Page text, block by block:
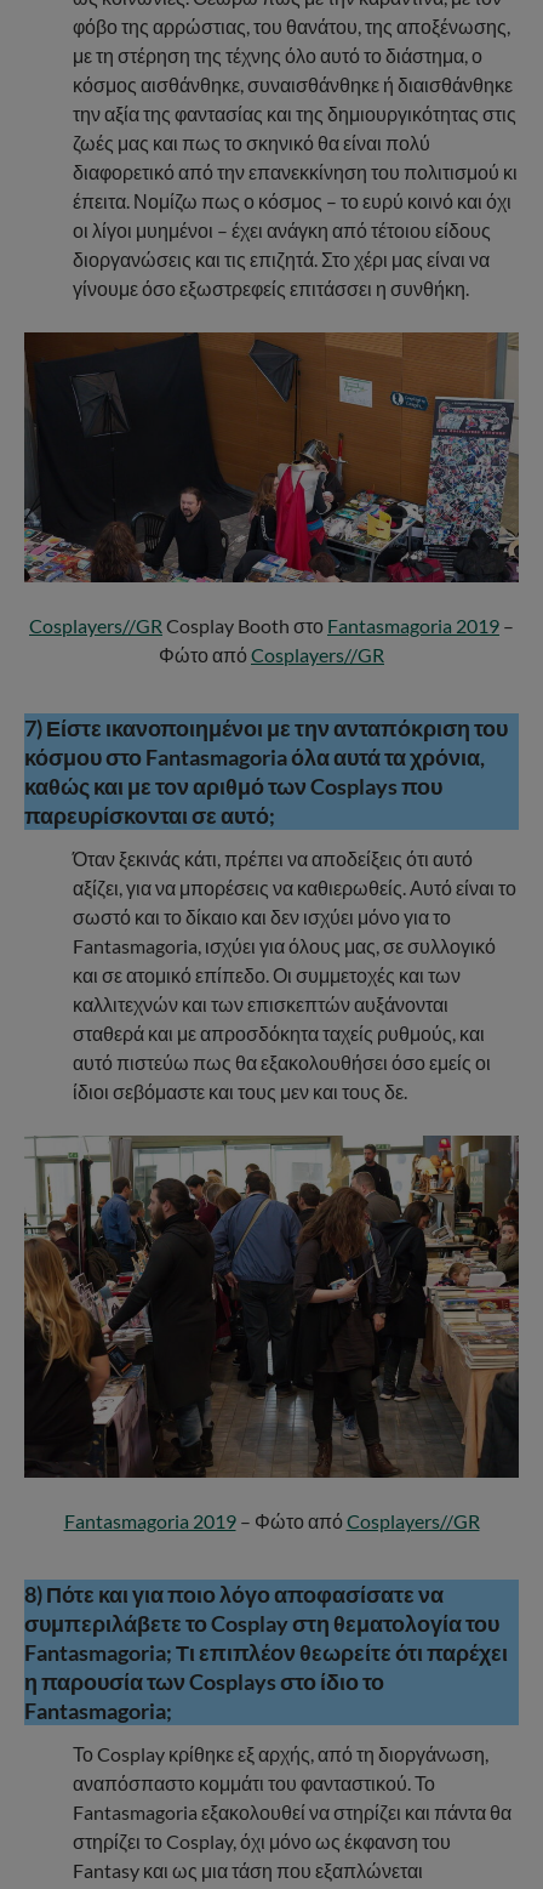
φόβο της αρρώστιας, του θανάτου, της αποξένωσης,
με τη στέρηση της τέχνης όλο αυτό το διάστημα, ο
κόσμος αισθάνθηκε, συναισθάνθηκε ή διαισθάνθηκε
την αξία της φαντασίας και της δημιουργικότητας στις
ζωές μας και πως το σκηνικό θα είναι πολύ
διαφορετικό από την επανεκκίνηση του πολιτισμού κι
έπειτα. Νομίζω πως ο κόσμος – το ευρύ κοινό και όχι
οι λίγοι μυημένοι – έχει ανάγκη από τέτοιου είδους
διοργανώσεις και τις επιζητά. Στο χέρι μας είναι να
γίνουμε όσο εξωστρεφείς επιτάσσει η συνθήκη.
Cosplayers//GR Cosplay Booth στο Fantasmagoria 2019 –
Φώτο από Cosplayers//GR
7) Είστε ικανοποιημένοι με την ανταπόκριση του
κόσμου στο Fantasmagoria όλα αυτά τα χρόνια,
καθώς και με τον αριθμό των Cosplays που
παρευρίσκονται σε αυτό;
Όταν ξεκινάς κάτι, πρέπει να αποδείξεις ότι αυτό
αξίζει, για να μπορέσεις να καθιερωθείς. Αυτό είναι το
σωστό και το δίκαιο και δεν ισχύει μόνο για το
Fantasmagoria, ισχύει για όλους μας, σε συλλογικό
και σε ατομικό επίπεδο. Οι συμμετοχές και των
καλλιτεχνών και των επισκεπτών αυξάνονται
σταθερά και με απροσδόκητα ταχείς ρυθμούς, και
αυτό πιστεύω πως θα εξακολουθήσει όσο εμείς οι
ίδιοι σεβόμαστε και τους μεν και τους δε.
Fantasmagoria 2019– Φώτο από Cosplayers//GR
8) Πότε και για ποιο λόγο αποφασίσατε να
συμπεριλάβετε το Cosplay στη θεματολογία του
Fantasmagoria; Τι επιπλέον θεωρείτε ότι παρέχει
η παρουσία των Cosplays στο ίδιο το
Fantasmagoria;
Το Cosplay κρίθηκε εξ αρχής, από τη διοργάνωση,
αναπόσπαστο κομμάτι του φανταστικού. Το
Fantasmagoria εξακολουθεί να στηρίζει και πάντα θα
στηρίζει το Cosplay, όχι μόνο ως έκφανση του
Fantasy και ως μια τάση που εξαπλώνεται